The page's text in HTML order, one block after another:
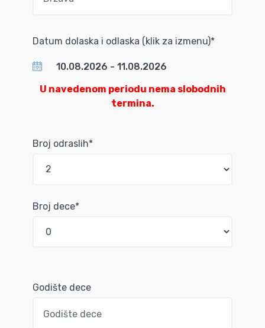
Datum dolaska i odlaska (klik za izmenu)*
U navedenom periodu nema slobodnih
termina.
Broj odraslih*
Broj dece*
Godište dece